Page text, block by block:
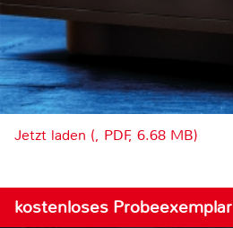
Jetzt laden (, PDF, 6.68 MB)
kostenloses Probeexemplar